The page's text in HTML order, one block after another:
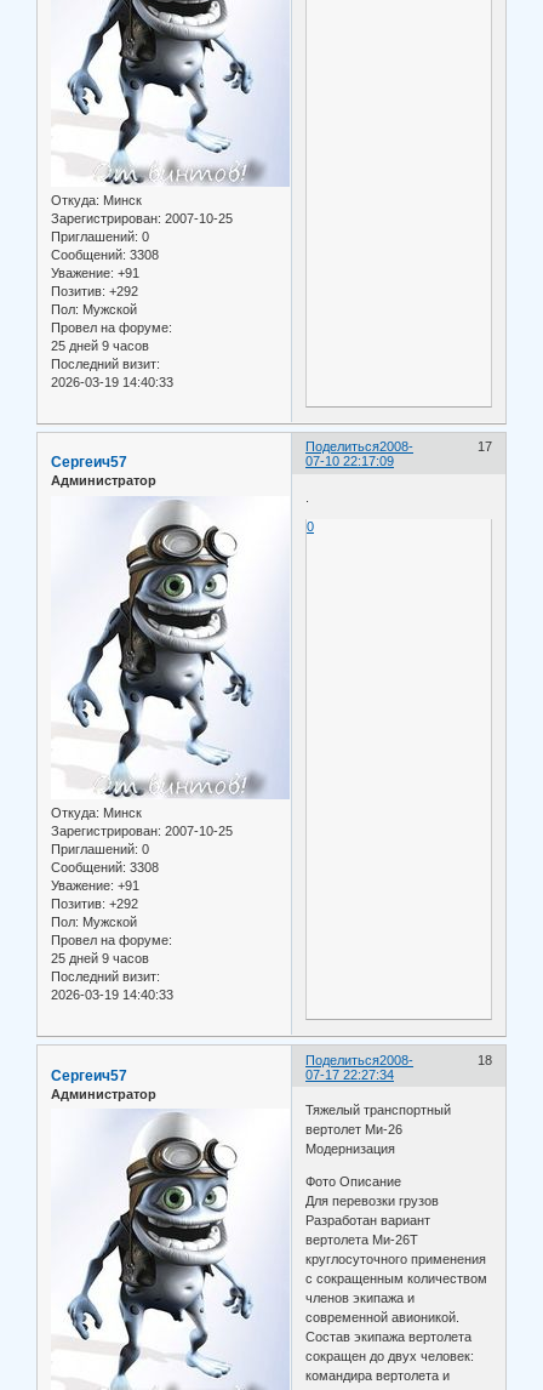
Откуда: Минск
Зарегистрирован: 2007-10-25
Приглашений: 0
Сообщений: 3308
Уважение: +91
Позитив: +292
Пол: Мужской
Провел на форуме:
25 дней 9 часов
Последний визит:
2026-03-19 14:40:33
Поделиться 17
2008-
07-10 22:17:09
Сергеич57
Администратор
Откуда: Минск
Зарегистрирован: 2007-10-25
Приглашений: 0
Сообщений: 3308
Уважение: +91
Позитив: +292
Пол: Мужской
Провел на форуме:
25 дней 9 часов
Последний визит:
2026-03-19 14:40:33
0
Поделиться 18
2008-
07-17 22:27:34
Сергеич57
Администратор
Тяжелый транспортный
вертолет Ми-26
Модернизация
Фото Описание
Для перевозки грузов
Разработан вариант
вертолета Ми-26Т
круглосуточного применения
с сокращенным количеством
членов экипажа и
современной авионикой.
Состав экипажа вертолета
сокращен до двух человек:
командира вертолета и